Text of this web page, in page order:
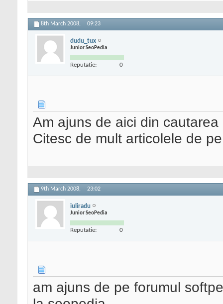
8th March 2008, 09:23
dudu_tux
Junior SeoPedia
Reputatie: 0
Am ajuns de aici din
Citesc de mult articolele de
9th March 2008, 23:02
iuliradu
Junior SeoPedia
Reputatie: 0
am ajuns de pe forumul